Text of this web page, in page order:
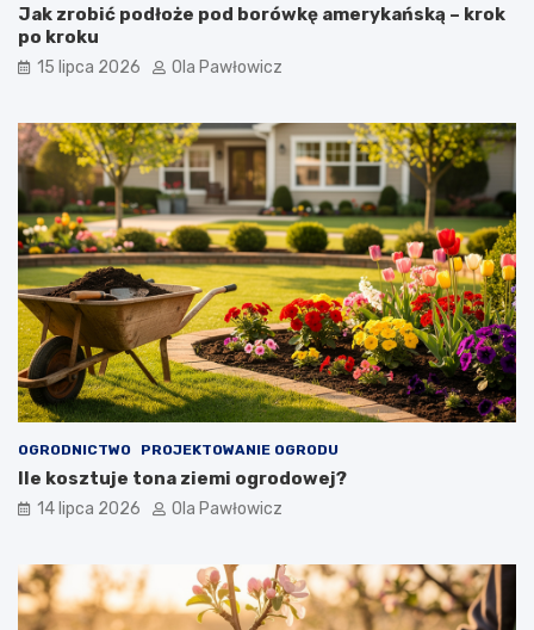
Jak zrobić podłoże pod borówkę amerykańską – krok
po kroku
15 lipca 2026 Ola Pawłowicz
OGRODNICTWO PROJEKTOWANIE OGRODU
Ile kosztuje tona ziemi ogrodowej?
14 lipca 2026 Ola Pawłowicz